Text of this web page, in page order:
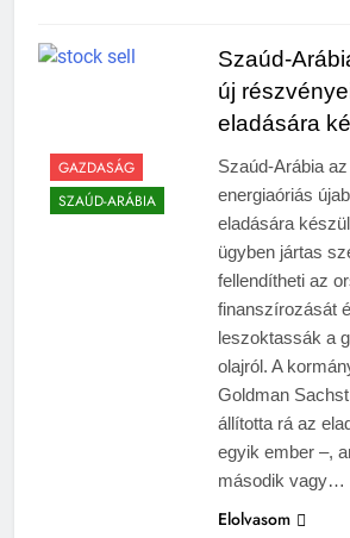
GAZDASÁG
SZAÚD-ARÁBIA
Szaúd-
új
eladására
Szaúd-Arábia
energiaóriás
eladására
ügyben jártas
fellendítheti az
finanszírozását
leszoktassák a
olajról. A
Goldman
állította rá az
egyik ember –,
második vagy…
Elolvasom